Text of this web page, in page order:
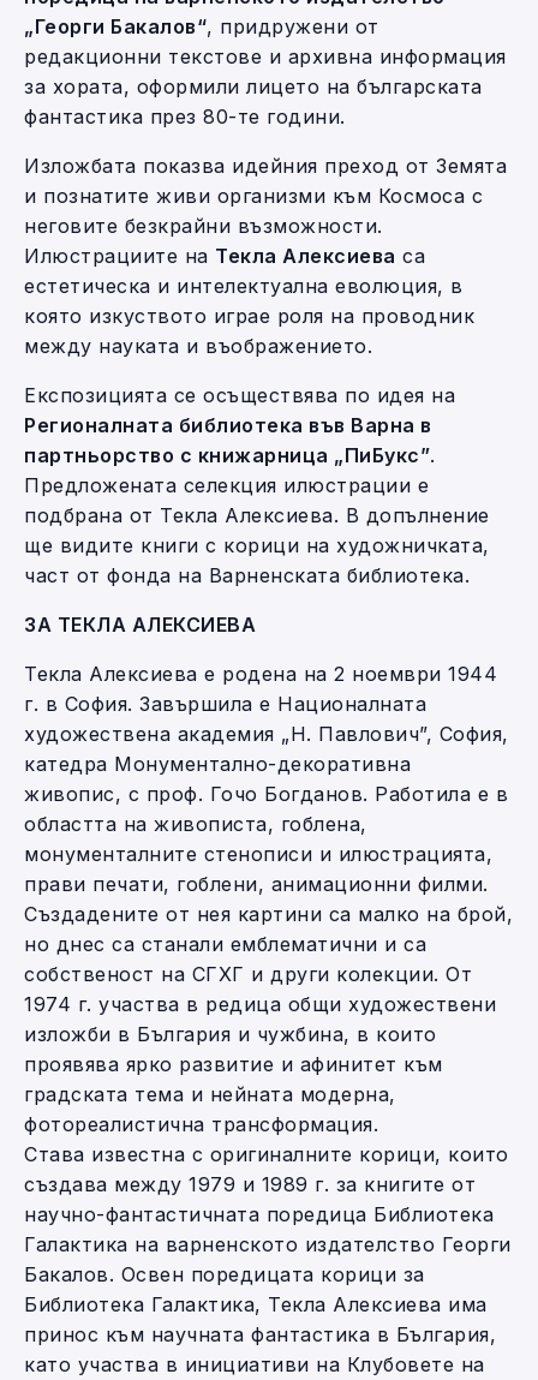
„Георги Бакалов“, придружени от
редакционни текстове и архивна информация
за хората, оформили лицето на българската
фантастика през 80-те години.
Изложбата показва идейния преход от Земята
и познатите живи организми към Космоса с
неговите безкрайни възможности.
Илюстрациите на Текла Алексиева са
естетическа и интелектуална еволюция, в
която изкуството играе роля на проводник
между науката и въображението.
Експозицията се осъществява по идея на
Регионалната библиотека във Варна в
партньорство с книжарница „ПиБукс”.
Предложената селекция илюстрации е
подбрана от Текла Алексиева. В допълнение
ще видите книги с корици на художничката,
част от фонда на Варненската библиотека.
ЗА ТЕКЛА АЛЕКСИЕВА
Текла Алексиева е родена на 2 ноември 1944
г. в София. Завършила е Националната
художествена академия „Н. Павлович”, София,
катедра Монументално-декоративна
живопис, с проф. Гочо Богданов. Работила е в
областта на живописта, гоблена,
монументалните стенописи и илюстрацията,
прави печати, гоблени, анимационни филми.
Създадените от нея картини са малко на брой,
но днес са станали емблематични и са
собственост на СГХГ и други колекции. От
1974 г. участва в редица общи художествени
изложби в България и чужбина, в които
проявява ярко развитие и афинитет към
градската тема и нейната модерна,
фотореалистична трансформация.
Става известна с оригиналните корици, които
създава между 1979 и 1989 г. за книгите от
научно-фантастичната поредица Библиотека
Галактика на варненското издателство Георги
Бакалов. Освен поредицата корици за
Библиотека Галактика, Текла Алексиева има
принос към научната фантастика в България,
като участва в инициативи на Клубовете на